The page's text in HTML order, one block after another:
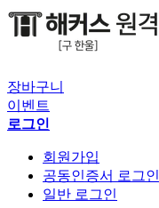
장바구니
이벤트
로그인
회원가입
공동인증서 로그인
일반 로그인